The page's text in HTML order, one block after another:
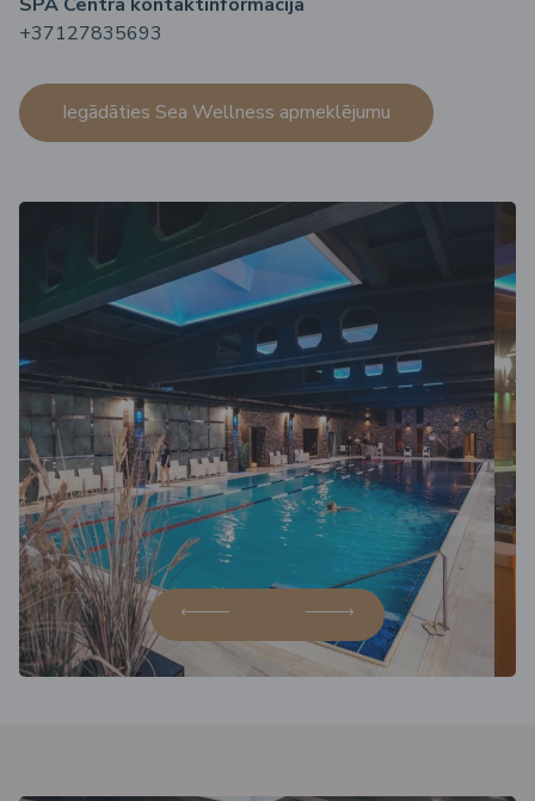
+37127835693
Iegādāties Sea Wellness apmeklējumu